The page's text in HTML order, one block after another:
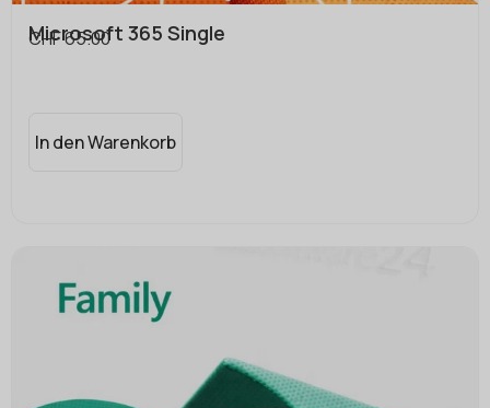
Microsoft 365 Single
CHF65.00
In den Warenkorb